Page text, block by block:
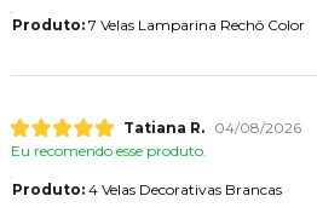
Produto:7 Velas Lamparina Rechô Color
Tatiana R.
04/08/2026
Eu recomendo esse produto.
Produto:4 Velas Decorativas Brancas